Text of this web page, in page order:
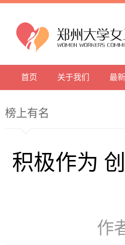
首页 关于我们 最
榜上有名
积极作为
作